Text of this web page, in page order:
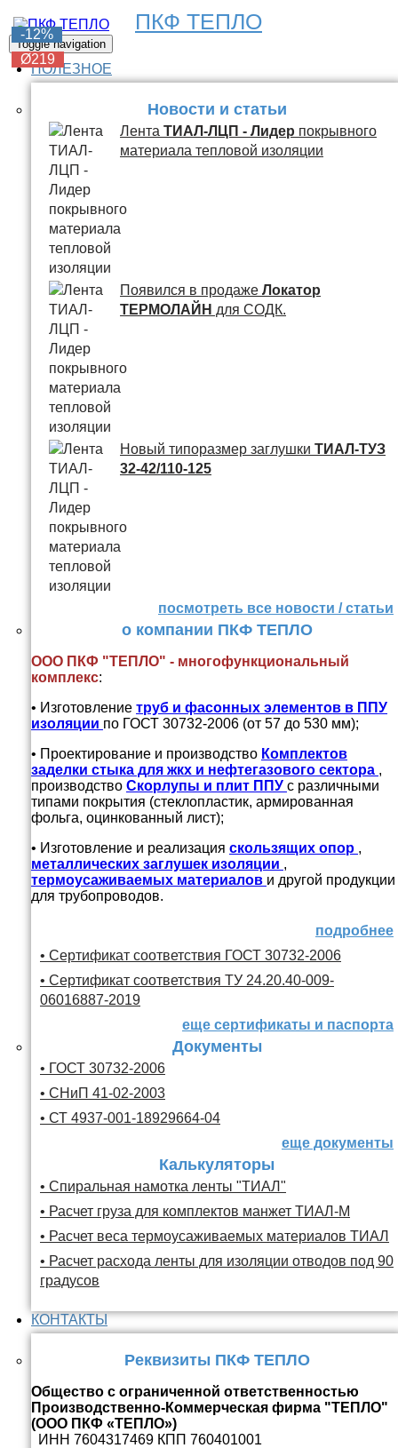
ПКФ ТЕПЛО
Toggle navigation
ПОЛЕЗНОЕ
Новости и статьи
Лента ТИАЛ-ЛЦП - Лидер покрывного
материала тепловой изоляции
Появился в продаже Локатор
ТЕРМОЛАЙН для СОДК.
Новый типоразмер заглушки ТИАЛ-ТУЗ
32-42/110-125
посмотреть все новости / статьи
о компании ПКФ ТЕПЛО
ООО ПКФ "ТЕПЛО" - многофункциональный
комплекс:
• Изготовление труб и фасонных элементов в ППУ
изоляции по ГОСТ 30732-2006 (от 57 до 530 мм);
• Проектирование и производство Комплектов
заделки стыка для жкх и нефтегазового сектора ,
производство Скорлупы и плит ППУ с различными
типами покрытия (стеклопластик, армированная
фольга, оцинкованный лист);
• Изготовление и реализация скользящих опор ,
металлических заглушек изоляции ,
термоусаживаемых материалов и другой продукции
для трубопроводов.
подробнее
• Сертификат соответствия ГОСТ 30732-2006
• Сертификат соответствия ТУ 24.20.40-009-
06016887-2019
еще сертификаты и паспорта
Документы
• ГОСТ 30732-2006
• СНиП 41-02-2003
• СТ 4937-001-18929664-04
еще документы
Калькуляторы
• Спиральная намотка ленты "ТИАЛ"
• Расчет груза для комплектов манжет ТИАЛ-М
• Расчет веса термоусаживаемых материалов ТИАЛ
• Расчет расхода ленты для изоляции отводов под 90
градусов
КОНТАКТЫ
Реквизиты ПКФ ТЕПЛО
Общество с ограниченной ответственностью
Производственно-Коммерческая фирма "ТЕПЛО"
(ООО ПКФ «ТЕПЛО»)
ИНН 7604317469 КПП 760401001
-6%
Ø219
-6%
Ø219
-6%
Ø219
-6%
Ø219
-12%
Ø219